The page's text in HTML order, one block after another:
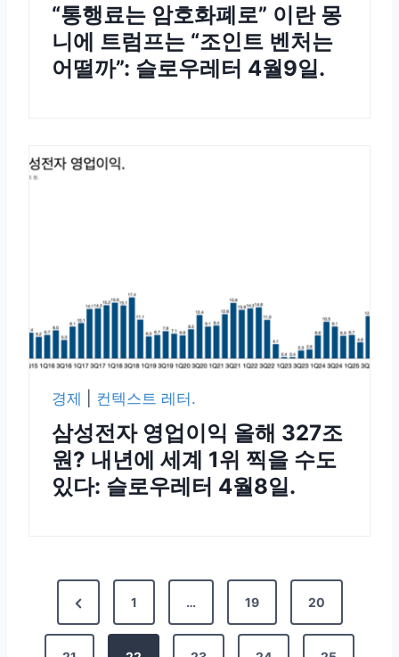
“통행료는 암호화폐로” 이란 몽
니에 트럼프는 “조인트 벤처는
어떨까”: 슬로우레터 4월9일.
경제 컨텍스트 레터.
삼성전자 영업이익 올해 327조
원? 내년에 세계 1위 찍을 수도
있다: 슬로우레터 4월8일.
1 … 19 20